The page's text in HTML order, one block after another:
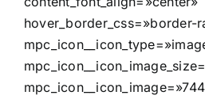
hover_border_css=»border-